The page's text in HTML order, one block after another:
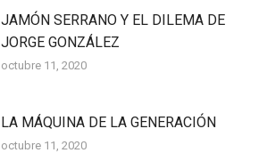
JAMÓN SERRANO Y EL DILEMA DE
JORGE GONZÁLEZ
octubre 11, 2020
LA MÁQUINA DE LA GENERACIÓN
octubre 11, 2020